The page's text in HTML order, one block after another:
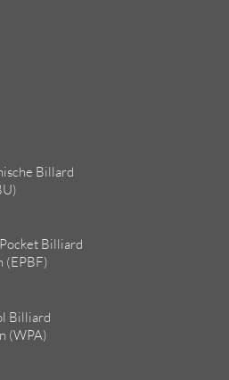
Billard
Billiard
(EPBF)
Billiard
(WPA)